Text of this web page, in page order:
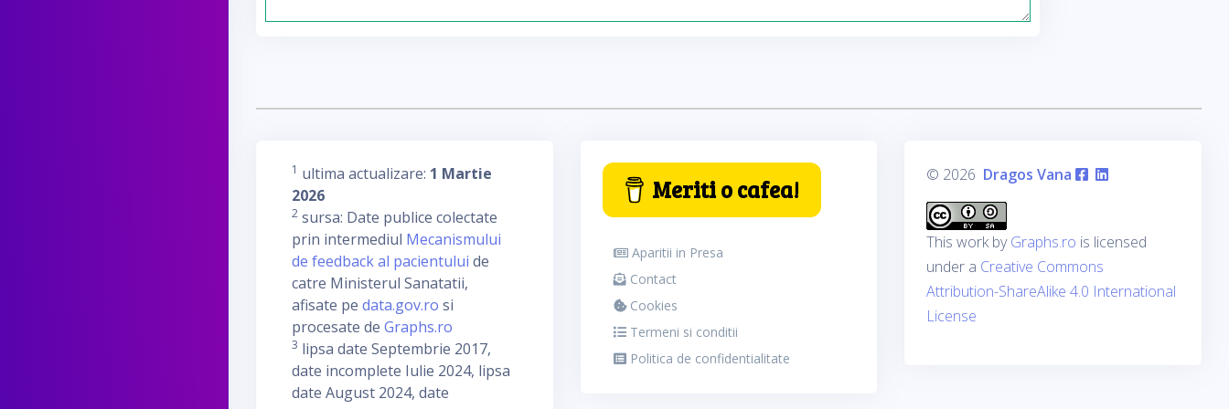
1 ultima actualizare: 1 Martie
2026
2 sursa: Date publice colectate
prin intermediul Mecanismului
de feedback al pacientului de
catre Ministerul Sanatatii,
afisate pe data.gov.ro si
procesate de Graphs.ro
3 lipsa date Septembrie 2017,
date incomplete Iulie 2024, lipsa
date August 2024, date
Meriti o cafea!
Aparitii in Presa
Contact
Cookies
Termeni si conditii
Politica de confidentialitate
© 2026 Dragos Vana
This work byGraphs.ro is licensed
under a Creative Commons
Attribution-ShareAlike 4.0 International
License